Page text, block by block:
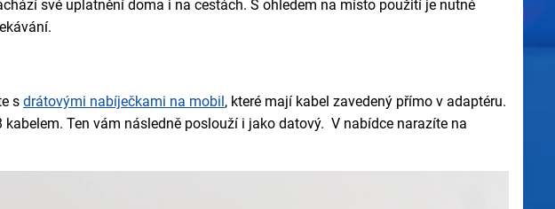
své uplatnění doma i na cestách. S ohledem na místo použití je nutné
s drátovými nabíječkami na mobil , které mají kabel zavedený přímo v adaptéru.
Ten vám následně poslouží i jako datový. V nabídce narazíte na